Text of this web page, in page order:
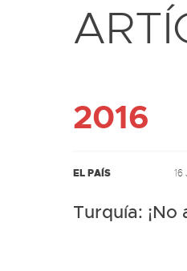
2016
EL PAÍS 16
Turquía: ¡No